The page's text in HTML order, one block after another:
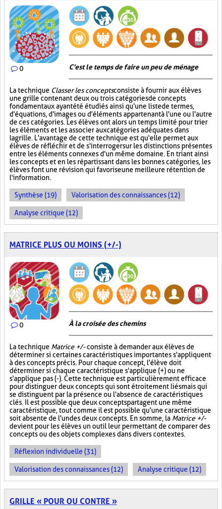
0 C'est le temps de faire un peu de ménage
La technique Classer les conceptsconsiste à fournir aux élèves
une grille contenant deux ou trois catégories de concepts
fondamentaux ayant été étudiés ainsi qu'une liste de termes,
d'équations, d'images ou d'éléments appartenant à l'une ou l'autre
de ces catégories. Les élèves ont alors un temps limité pour trier
les éléments et les associer aux catégories adéquates dans
la grille. L'avantage de cette technique est qu'elle permet aux
élèves de réfléchir et de s'interroger sur les distinctions présentes
entre les éléments connexes d'un même domaine. En triant ainsi
les concepts et en les répartissant dans les bonnes catégories, les
élèves font une révision qui favorise une meilleure rétention de
l'information.
Synthèse (19) Valorisation des connaissances (12)
Analyse critique (12)
MATRICE PLUS OU MOINS (+/-)
0 À la croisée des chemins
La technique Matrice +/-consiste à demander aux élèves de
déterminer si certaines caractéristiques importantes s'appliquent
à des concepts précis. Pour chaque concept, l'élève doit
déterminer si chaque caractéristique s'applique (+) ou ne
s'applique pas (-). Cette technique est particulièrement efficace
pour distinguer deux concepts qui sont étroitement liés mais qui
se distinguent par la présence ou l'absence de caractéristiques
clés. Il est possible que deux concepts partagent une même
caractéristique, tout comme il est possible qu'une caractéristique
soit absente de l'un des deux concepts. En somme, la Matrice +/-
devient pour les élèves un outil leur permettant de comparer des
concepts ou des objets complexes dans divers contextes.
Réflexion individuelle (31)
Valorisation des connaissances (12) Analyse critique (12)
GRILLE « POUR OU CONTRE »